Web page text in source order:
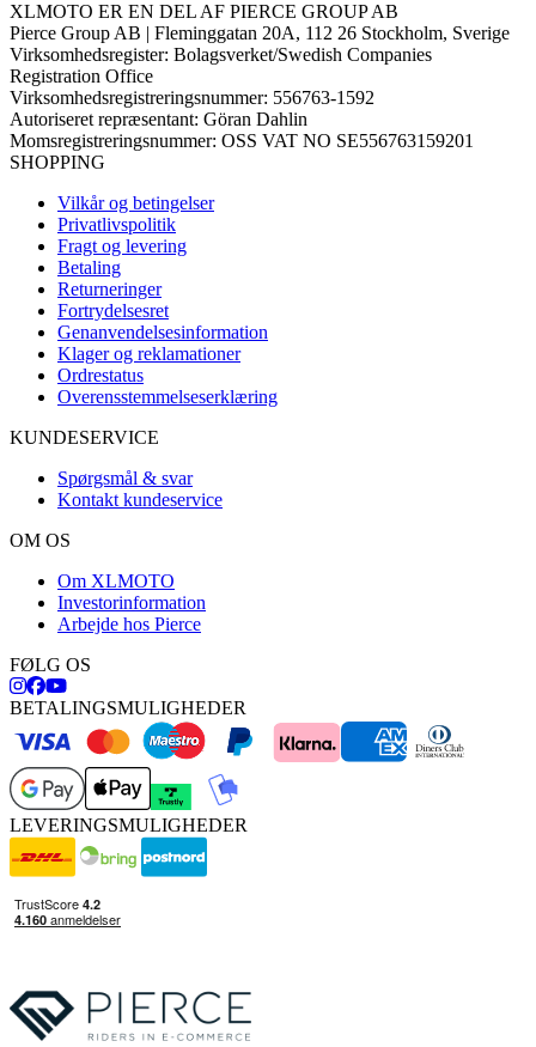
XLMOTO ER EN DEL AF PIERCE GROUP AB
Pierce Group AB | Fleminggatan 20A, 112 26 Stockholm, Sverige
Virksomhedsregister: Bolagsverket/Swedish Companies
Registration Office
Virksomhedsregistreringsnummer: 556763-1592
Autoriseret repræsentant: Göran Dahlin
Momsregistreringsnummer: OSS VAT NO SE556763159201
SHOPPING
Vilkår og betingelser
Privatlivspolitik
Fragt og levering
Betaling
Returneringer
Fortrydelsesret
Genanvendelsesinformation
Klager og reklamationer
Ordrestatus
Overensstemmelseserklæring
KUNDESERVICE
Spørgsmål & svar
Kontakt kundeservice
OM OS
Om XLMOTO
Investorinformation
Arbejde hos Pierce
FØLG OS
BETALINGSMULIGHEDER
LEVERINGSMULIGHEDER